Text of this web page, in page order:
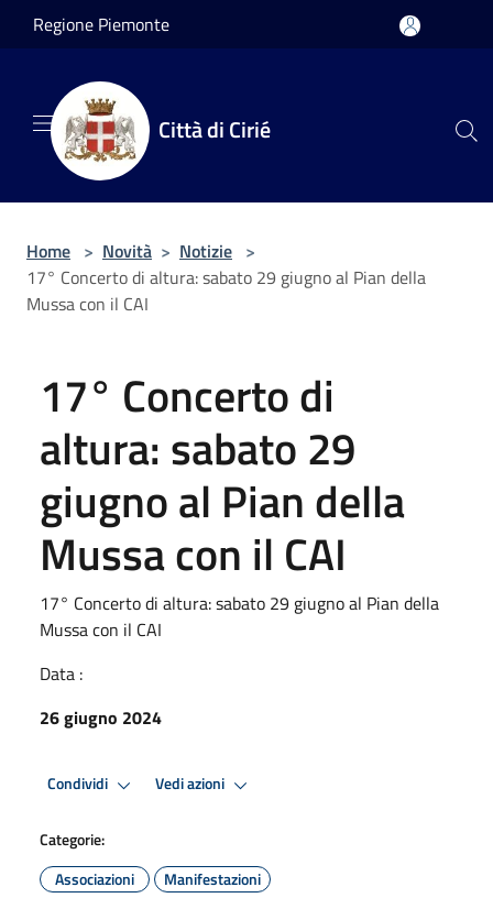
Salta al contenuto principale
Regione Piemonte
Città di Cirié
Home > Novità > Notizie >
17° Concerto di altura: sabato 29 giugno al Pian della
Mussa con il CAI
17° Concerto di
altura: sabato 29
giugno al Pian della
Mussa con il CAI
17° Concerto di altura: sabato 29 giugno al Pian della
Mussa con il CAI
Data :
26 giugno 2024
Condividi Vedi azioni
Categorie:
Associazioni
Manifestazioni